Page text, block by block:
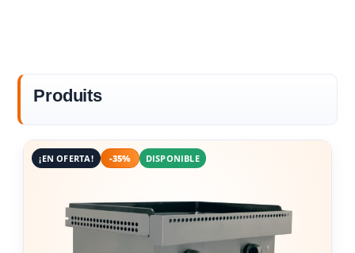
Produits
¡EN OFERTA! -35% DISPONIBLE